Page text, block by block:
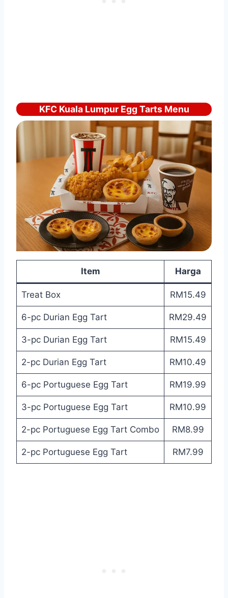
KFC Kuala Lumpur Egg Tarts Menu
Item Harga
Treat Box RM15.49
6-pc Durian Egg Tart RM29.49
3-pc Durian Egg Tart RM15.49
2-pc Durian Egg Tart RM10.49
6-pc Portuguese Egg Tart RM19.99
3-pc Portuguese Egg Tart RM10.99
2-pc Portuguese Egg Tart Combo RM8.99
2-pc Portuguese Egg Tart RM7.99